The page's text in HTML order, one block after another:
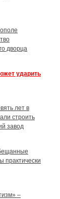
дворца
ударить
лет в
строить
завод
практически
–